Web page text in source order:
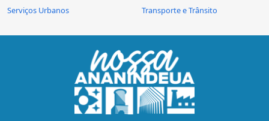
Serviços Urbanos Transporte e Trânsito